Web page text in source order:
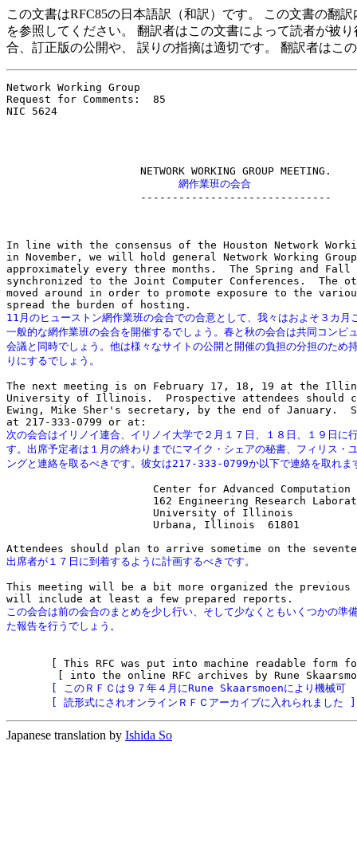
この文書はRFC85の日本語訳（和訳）です。 この文書の翻
を参照してください。 翻訳者はこの文書によって読者が被
合、訂正版の公開や、 誤りの指摘は適切です。 翻訳者はこ
Network Working Group
Request for Comments:  85
NIC 5624                                                28
                           網作業班の会合
------------------------------
In line with the consensus of the Houston Network
in November, we will hold general Network Working
approximately every three months.  The Spring and
synchronized to the Joint Computer Conferences.  The
moved around in order to promote exposure to the
11月のヒューストン網作業班の会合での合意として、我々はおよそ３カ月
一般的な網作業班の会合を開催するでしょう。春と秋の会合は共同コンピ
会議と同時でしょう。他は様々なサイトの公開と開催の負担の分担のため
りにするでしょう。
The next meeting is on February 17, 18, 19 at the
University of Illinois.  Prospective attendees should
Ewing, Mike Sher's secretary, by the end of January.
次の会合はイリノイ連合、イリノイ大学で２月１７日、１８日、１９日に
す。出席予定者は１月の終わりまでにマイク・シェアの秘書、フィリス・
ングと連絡を取るべきです。彼女は217-333-0799か以下で連絡を取れま
                       Center for Advanced Computation
162 Engineering Research
                       University of Illinois
                       Urbana, Illinois  61801
出席者が１７日に到着するように計画するべきです。
This meeting will be a bit more organized the previous
この会合は前の会合のまとめを少し行い、そして少なくともいくつかの準
た報告を行うでしょう。
[ This RFC was put into machine readable form
[ このＲＦＣは９７年４月にRune Skaarsmoenにより機械可
       [ 読形式にされオンラインＲＦＣアーカイブに入れられました ]
Japanese translation by Ishida So